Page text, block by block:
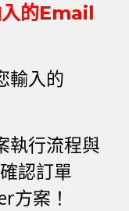
入的Email
輸入的
執行流程與
認訂單
方案！